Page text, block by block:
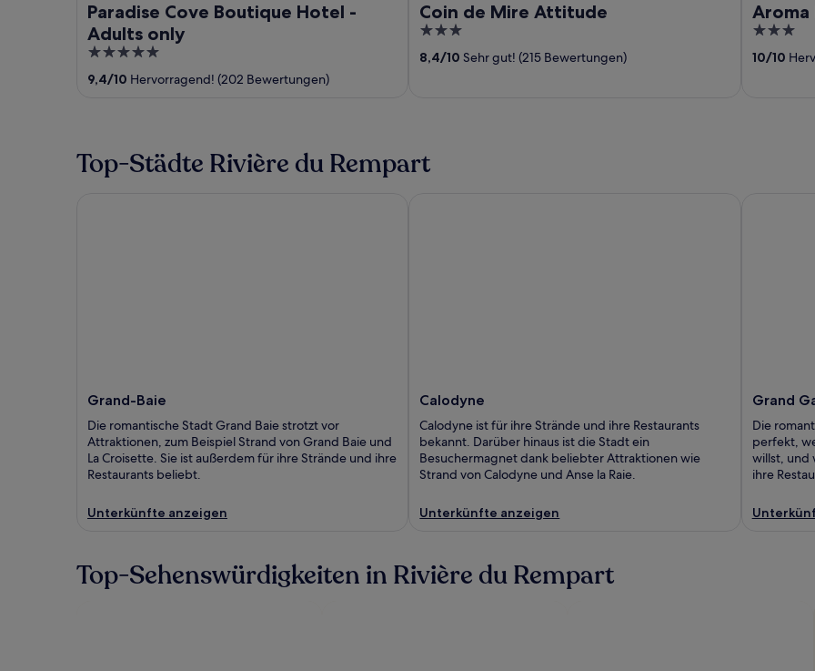
Paradise Cove Boutique Hotel -
Adults only
5
out
of
9,4/10 Hervorragend! (202 Bewertungen)
Coin de Mire Attitude
3
out
of
8,4/10 Sehr gut! (215 Bewertungen)
Aroma
3
out
10/10
Top-Städte Rivière du Rempart
Grand-Baie
Die romantische Stadt Grand Baie strotzt vor
Attraktionen, zum Beispiel Strand von Grand Baie und
La Croisette. Sie ist außerdem für ihre Strände und ihre
Restaurants beliebt.
Unterkünfte anzeigen
Calodyne
Calodyne ist für ihre Strände und ihre Restaurants
bekannt. Darüber hinaus ist die Stadt ein
Besuchermagnet dank beliebter Attraktionen wie
Strand von Calodyne und Anse la Raie.
Unterkünfte anzeigen
Grand
Die
perfekt,
willst, und
ihre
Top-Sehenswürdigkeiten in Rivière du Rempart